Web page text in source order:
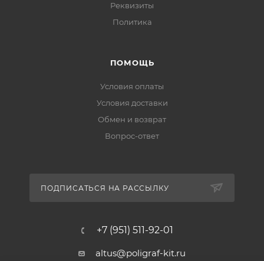
Реквизиты
Политика
ПОМОЩЬ
Условия оплаты
Условия доставки
Обмен и возврат
Вопрос-ответ
ПОДПИСАТЬСЯ НА РАССЫЛКУ
+7 (951) 511-92-01
altus@poligraf-kit.ru